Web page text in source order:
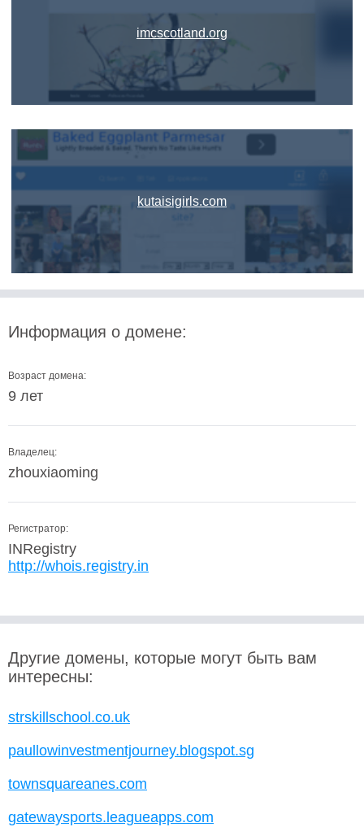
imcscotland.org
kutaisigirls.com
Информация о домене:
Возраст домена:
9 лет
Владелец:
zhouxiaoming
Регистратор:
INRegistry
http://whois.registry.in
Другие домены, которые могут быть вам
интересны:
strskillschool.co.uk
paullowinvestmentjourney.blogspot.sg
townsquareanes.com
gatewaysports.leagueapps.com